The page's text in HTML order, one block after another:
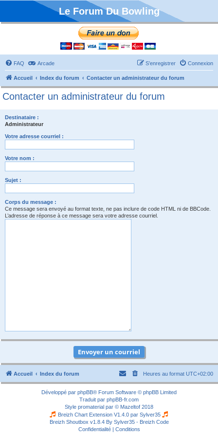
Le Forum Du Bowling
FAQ Arcade Connexion
S’enregistrer
Accueil Index du forum Contacter un administrateur du forum
Contacter un administrateur du forum
Destinataire :
Administrateur
Votre adresse courriel :
Votre nom :
Sujet :
Corps du message :
Ce message sera envoyé au format texte, ne pas inclure de code HTML ni de BBCode.
L’adresse de réponse à ce message sera votre adresse courriel.
Accueil Index du forum Heures au format UTC+02:00
Développé par phpBB® Forum Software © phpBB Limited
Traduit par phpBB-fr.com
Style promaterial par © Mazeltof 2018
Breizh Chart Extension V1.4.0 par Sylver35
Breizh Shoutbox v1.8.4 By Sylver35 - Breizh Code
Confidentialité| Conditions